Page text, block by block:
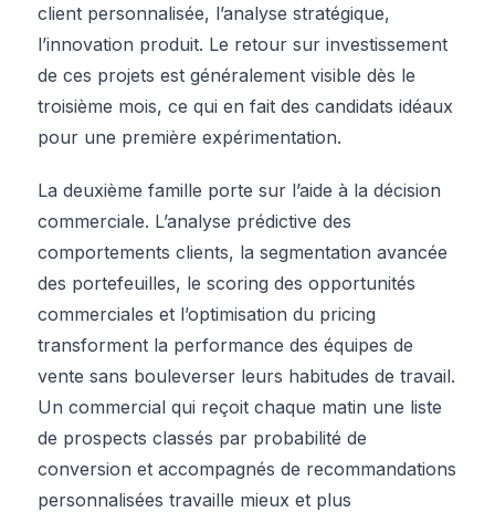
client personnalisée, l’analyse stratégique,
l’innovation produit. Le retour sur investissement
de ces projets est généralement visible dès le
troisième mois, ce qui en fait des candidats idéaux
pour une première expérimentation.
La deuxième famille porte sur l’aide à la décision
commerciale. L’analyse prédictive des
comportements clients, la segmentation avancée
des portefeuilles, le scoring des opportunités
commerciales et l’optimisation du pricing
transforment la performance des équipes de
vente sans bouleverser leurs habitudes de travail.
Un commercial qui reçoit chaque matin une liste
de prospects classés par probabilité de
conversion et accompagnés de recommandations
personnalisées travaille mieux et plus